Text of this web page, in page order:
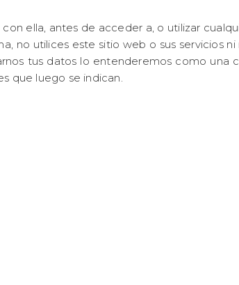
ella, antes de acceder a, o utilizar
no utilices este sitio web o sus servicios ni
tus datos lo entenderemos como una
que luego se indican.